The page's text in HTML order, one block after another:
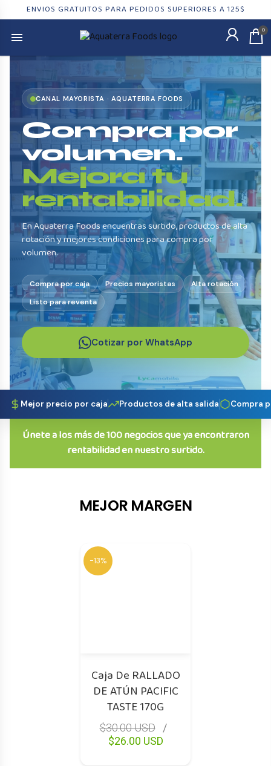
ENVIOS GRATUITOS PARA PEDIDOS SUPERIORES A 125$
0
CANAL MAYORISTA · AQUATERRA FOODS
Compra por
volumen.
Mejora tu
rentabilidad.
En Aquaterra Foods encuentras surtido, productos de alta
rotación y mejores condiciones para compra por
volumen.
Compra por caja Precios mayoristas
Alta rotación
Listo para reventa
Cotizar por WhatsApp
Mejor precio por caja Productos de alta salida Compra
Únete a los más de 100 negocios que ya encontraron
rentabilidad en nuestro surtido.
MEJOR MARGEN
-13%
Caja De RALLADO
DE ATÚN PACIFIC
TASTE 170G
$30.00 USD
$26.00 USD